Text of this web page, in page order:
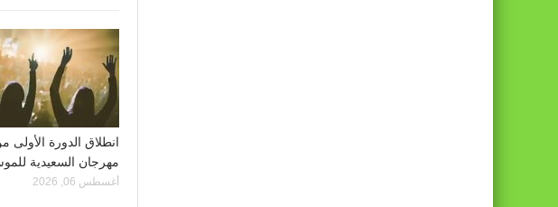
انطلاق الدورة الأولى
مهرجان السعيدية
أغسطس 06, 2026